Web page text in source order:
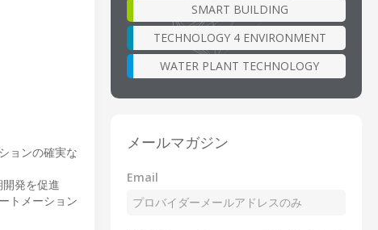
ョンの確実な
発を促進
トメーション
SMART BUILDING
TECHNOLOGY 4 ENVIRONMENT
WATER PLANT TECHNOLOGY
メールマガジン
Email